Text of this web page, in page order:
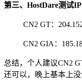
第三、HostDare测试
CN2 GT：
CN2 GIA：
总结，个人建议CN2
还可以，晚上基本上